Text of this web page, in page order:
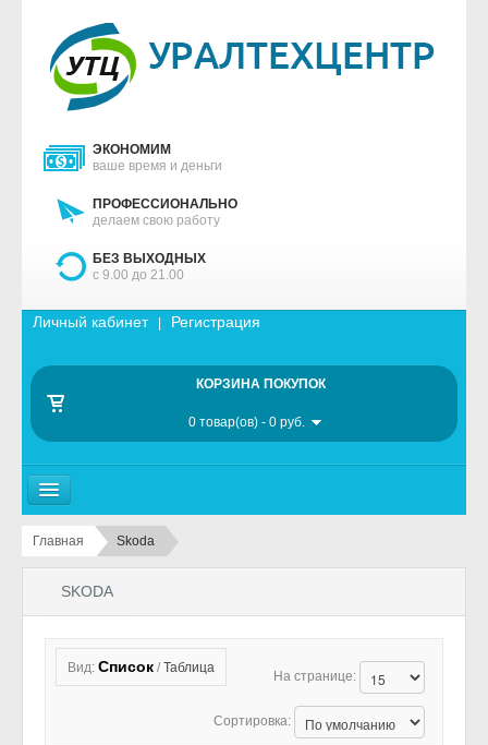
ЭКОНОМИМ
ваше время и деньги
ПРОФЕССИОНАЛЬНО
делаем свою работу
БЕЗ ВЫХОДНЫХ
с 9.00 до 21.00
Личный кабинет| Регистрация
КОРЗИНА ПОКУПОК
0 товар(ов) - 0 руб.
ГЛАВНАЯ
ВИДЫ РАБОТ
АВТОСТРАХОВАНИЕ
ТЕХОСМОТР
Главная Skoda
SKODA
Вид: Список / Таблица
На странице:
Сортировка: